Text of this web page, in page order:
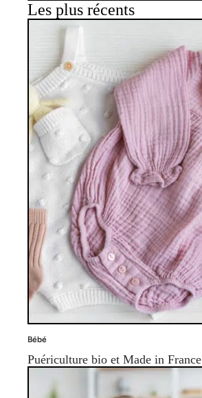
Les plus récents
Bébé
Puériculture bio et Made in France